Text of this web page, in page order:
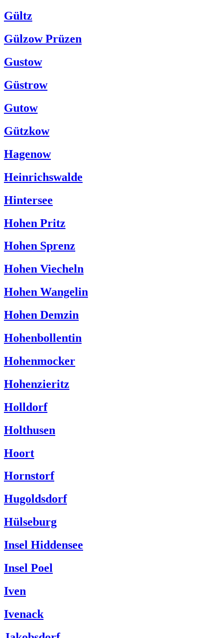
Gültz
Gülzow Prüzen
Gustow
Güstrow
Gutow
Gützkow
Hagenow
Heinrichswalde
Hintersee
Hohen Pritz
Hohen Sprenz
Hohen Viecheln
Hohen Wangelin
Hohen Demzin
Hohenbollentin
Hohenmocker
Hohenzieritz
Holldorf
Holthusen
Hoort
Hornstorf
Hugoldsdorf
Hülseburg
Insel Hiddensee
Insel Poel
Iven
Ivenack